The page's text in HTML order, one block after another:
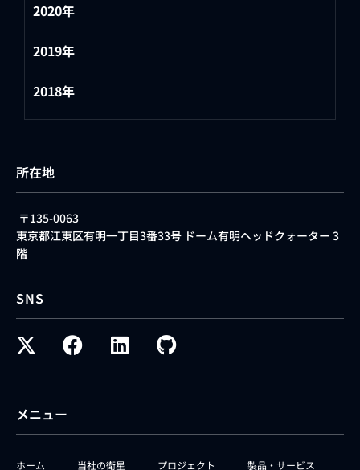
2020年
2019年
2018年
所在地
〒135-0063
東京都江東区有明一丁目3番33号 ドーム有明ヘッドクォーター 3
階
SNS
メニュー
ホーム 当社の衛星 プロジェクト 製品・サービス